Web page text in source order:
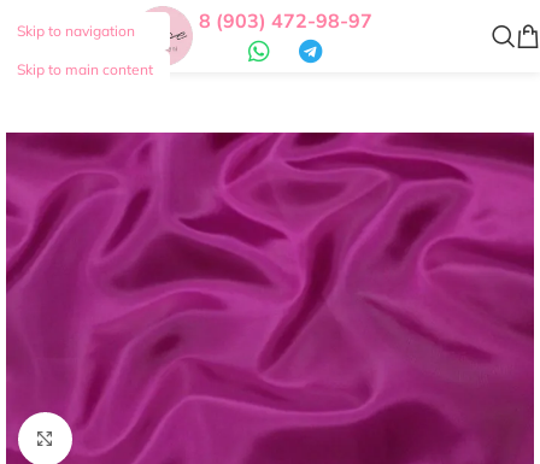
Skip to navigation
Skip to main content
8 (903) 472-98-97
Нажмите, чтобы увеличить